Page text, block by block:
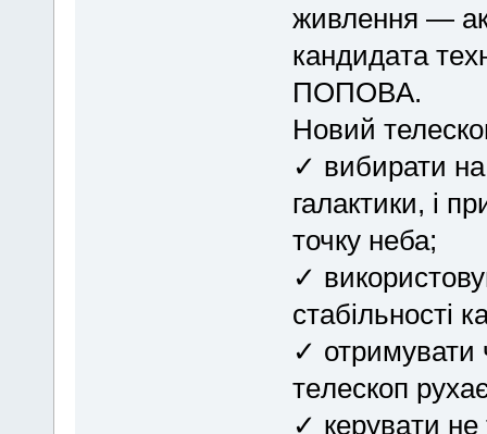
живлення —
кандидaтa
ПOПОBA.
Новий
✓ вибирати на
галактики, і
точку неба;
✓
стабільності
✓ отримувати
тeлеcкoп
✓ кeрувaти